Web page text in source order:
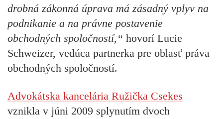
drobná zákonná úprava má zásadný vplyv na
podnikanie a na právne postavenie
obchodných spoločností,“ hovorí Lucie
Schweizer, vedúca partnerka pre oblasť práva
obchodných spoločností.
Advokátska kancelária Ružička Csekes
vznikla v júni 2009 splynutím dvoch